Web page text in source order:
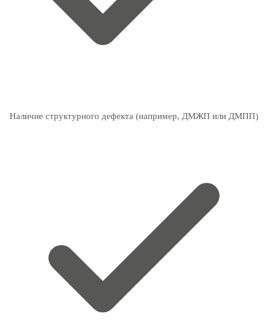
Наличие структурного дефекта (например, ДМЖП или ДМПП)